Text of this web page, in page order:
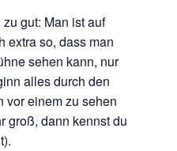
gut: Man ist auf
extra so, dass man
sehen kann, nur
alles durch den
vor einem zu sehen
groß, dann kennst du